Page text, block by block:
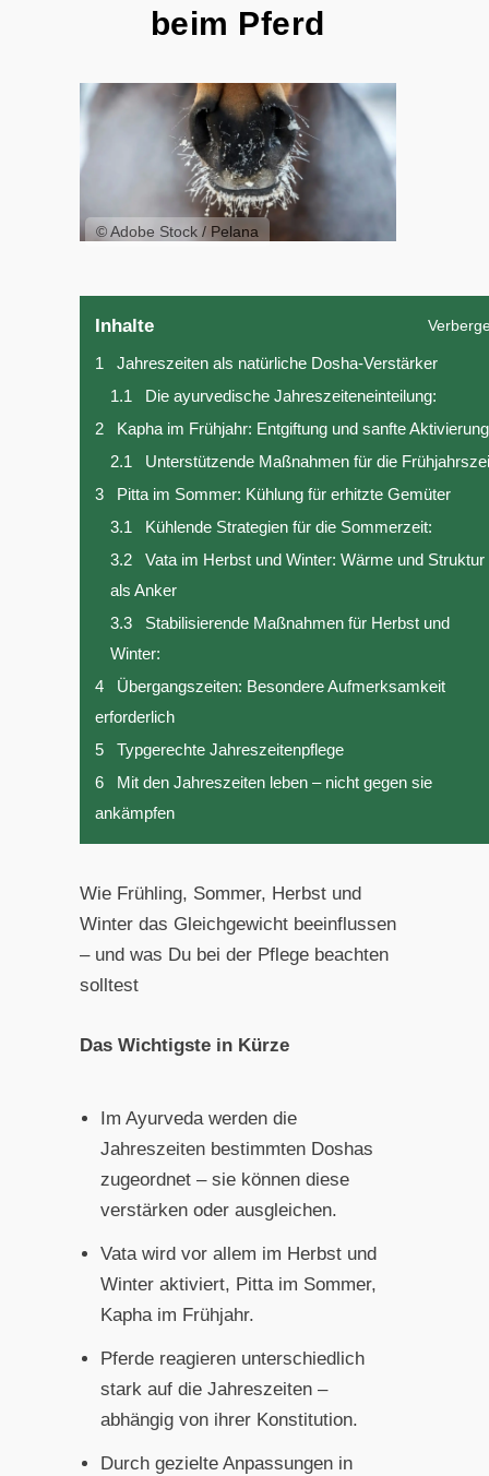
beim Pferd
© Adobe Stock / Pelana
Inhalte
1
Jahreszeiten als natürliche Dosha-Verstärker
1.1
Die ayurvedische Jahreszeiteneinteilung:
2
Kapha im Frühjahr: Entgiftung und sanfte Aktivierung
2.1
Unterstützende Maßnahmen für die
3
Pitta im Sommer: Kühlung für erhitzte Gemüter
3.1
Kühlende Strategien für die Sommerzeit:
3.2
Vata im Herbst und Winter: Wärme und Struktur
als Anker
3.3
Stabilisierende Maßnahmen für Herbst und
Winter:
4
Übergangszeiten: Besondere Aufmerksamkeit
erforderlich
5
Typgerechte Jahreszeitenpflege
6
Mit den Jahreszeiten leben – nicht gegen sie
ankämpfen
Wie Frühling, Sommer, Herbst und
Winter das Gleichgewicht beeinflussen
– und was Du bei der Pflege beachten
solltest
Das Wichtigste in Kürze
Im Ayurveda werden die
Jahreszeiten bestimmten Doshas
zugeordnet – sie können diese
verstärken oder ausgleichen.
Vata wird vor allem im Herbst und
Winter aktiviert, Pitta im Sommer,
Kapha im Frühjahr.
Pferde reagieren unterschiedlich
stark auf die Jahreszeiten –
abhängig von ihrer Konstitution.
Durch gezielte Anpassungen in